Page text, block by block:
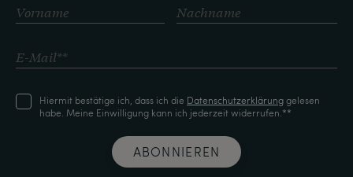
Hiermit bestätige ich, dass ich die Daten­schutz­erklärunggelesen
habe. Meine Einwilligung kann ich jederzeit widerrufen.**
ABONNIEREN